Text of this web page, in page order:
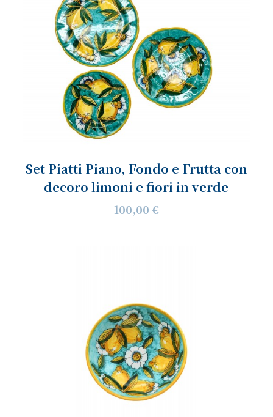
Set Piatti Piano, Fondo e Frutta con
decoro limoni e fiori in verde
100,00 €